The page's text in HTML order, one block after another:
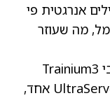
אנרגטית פי
פחות חשמל, מה שעוזר
יתרה מזו, מערכות המשתמשות בשבבי Trainium3
יכולות להתרחב עד 144 שבבים ב-UltraServer אחד,